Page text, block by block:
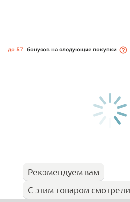
до 57 бонусов на следующие покупки
Рекомендуем вам
С этим товаром смотрели